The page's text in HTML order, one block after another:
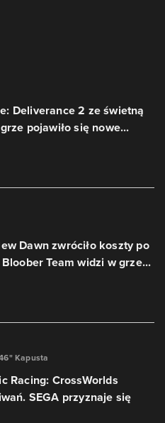
Deliverance 2 ze świetną
pojawiło się nowe...
Dawn zwróciło koszty po
Team widzi w grze...
Kapusta
Racing: CrossWorlds
SEGA przyznaje się